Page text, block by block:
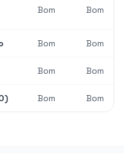
Bom Bom
Bom Bom
Bom Bom
Bom Bom